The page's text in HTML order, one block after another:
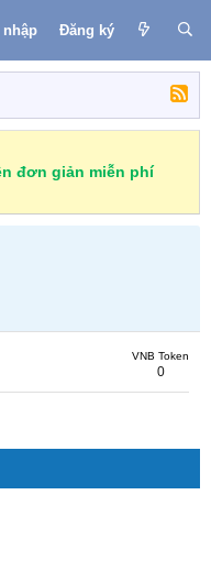
Đăng ký
đơn giản miễn phí
VNB Token
0